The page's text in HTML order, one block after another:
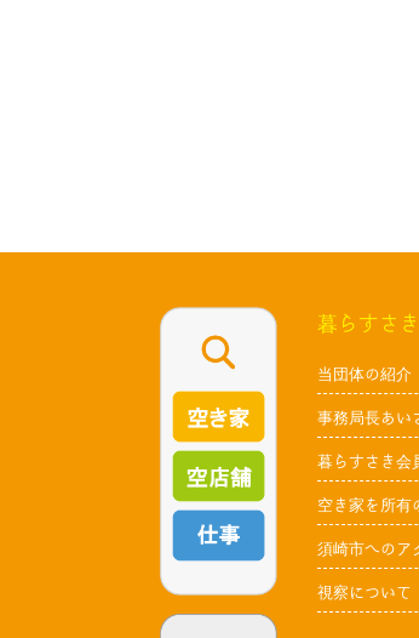
暮らすさ
当団体の紹介
事務局長あい
暮らすさき会
空き家を所有
須崎市へのア
視察について